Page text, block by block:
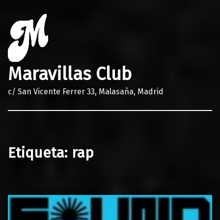
Maravillas Club
c/ San Vicente Ferrer 33, Malasaña, Madrid
Etiqueta: rap